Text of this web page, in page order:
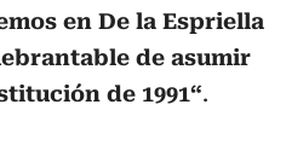
en De la Espriella
de asumir
de 1991“.